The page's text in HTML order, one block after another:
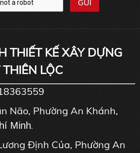
THIẾT KẾ XÂY DỰNG
LỘC
Não, Phường An Khánh,
Minh.
Định Của, Phường An